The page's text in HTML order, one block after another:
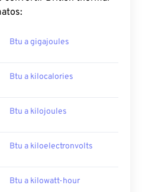
Btu a gigajoules
Btu a kilocalories
Btu a kilojoules
Btu a kiloelectronvolts
Btu a kilowatt-hour